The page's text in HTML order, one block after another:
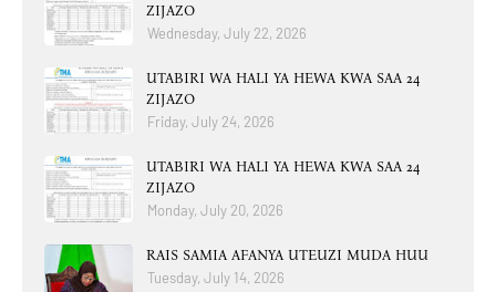
ZIJAZO
Wednesday, July 22, 2026
UTABIRI WA HALI YA HEWA KWA SAA 24
ZIJAZO
Friday, July 24, 2026
UTABIRI WA HALI YA HEWA KWA SAA 24
ZIJAZO
Monday, July 20, 2026
RAIS SAMIA AFANYA UTEUZI MUDA HUU
Tuesday, July 14, 2026